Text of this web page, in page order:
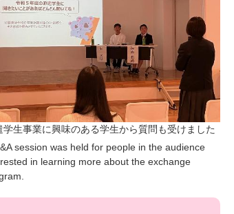
学生事業に興味のある学生から質問も受けました
session was held for people in the audience
in learning more about the exchange